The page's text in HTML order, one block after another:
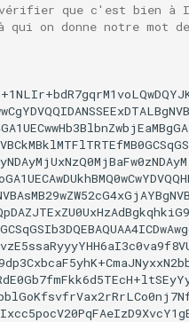
que c'est bien à
on donne notre mot